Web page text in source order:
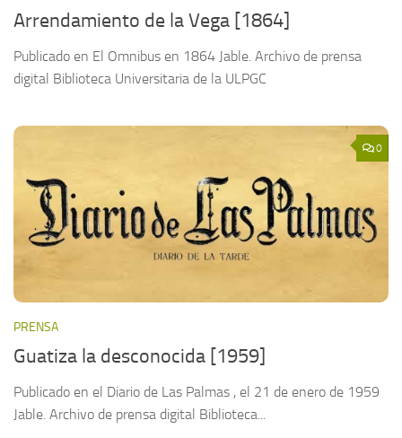
Arrendamiento de la Vega [1864]
Publicado en El Omnibus en 1864 Jable. Archivo de prensa
digital Biblioteca Universitaria de la ULPGC
0
PRENSA
Guatiza la desconocida [1959]
Publicado en el Diario de Las Palmas , el 21 de enero de 1959
Jable. Archivo de prensa digital Biblioteca...